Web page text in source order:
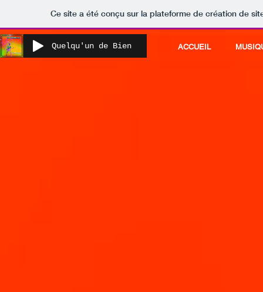
Ce site a été conçu sur la plateforme de création de
Quelqu'un de Bien ACCUEIL